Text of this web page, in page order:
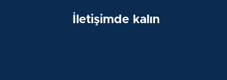
İletişimde kalın